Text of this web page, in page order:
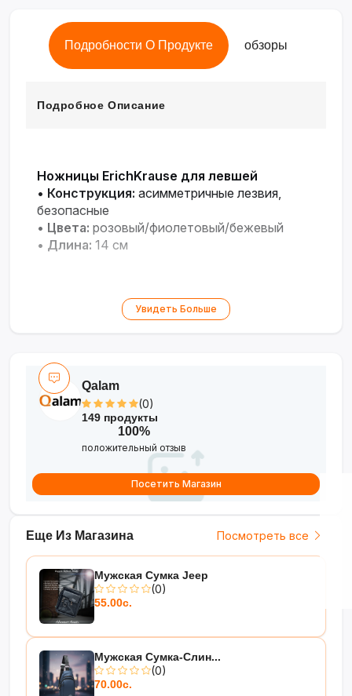
Подробности О Продукте обзоры
Подробное Описание
Ножницы ErichKrause для левшей
• Конструкция: асимметричные лезвия,
безопасные
• Цвета: розовый/фиолетовый/бежевый
• Длина: 14 см
Увидеть Больше
Еще Из Магазина Посмотреть все
Мужская Сумка Jeep
(0)
55.00с.
Мужская Сумка-Слин...
(0)
70.00с.
Qalam
(0)
149 продукты
100%
положительный отзыв
Посетить Магазин